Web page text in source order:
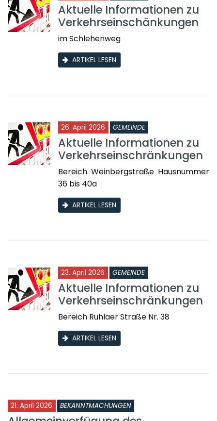
Aktuelle Informationen zu
Verkehrseinschänkungen
im Schlehenweg
ARTIKEL LESEN
26. April 2026 GEMEINDE
Aktuelle Informationen zu
Verkehrseinschränkungen
Bereich Weinbergstraße Hausnummer
36 bis 40a
ARTIKEL LESEN
23. April 2026 GEMEINDE
Aktuelle Informationen zu
Verkehrseinschränkungen
Bereich Ruhlaer Straße Nr. 38
ARTIKEL LESEN
21. April 2026 BEKANNTMACHUNGEN